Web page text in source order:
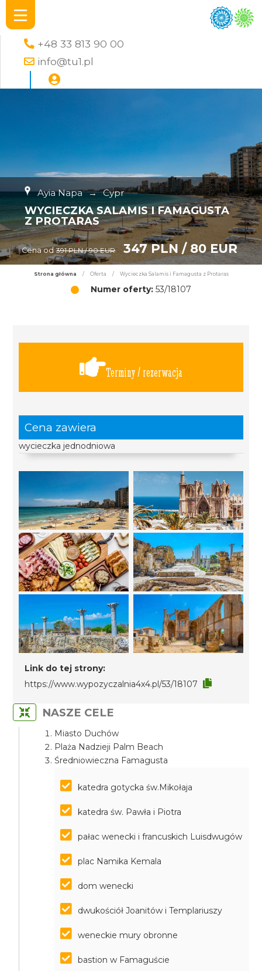
+48 33 813 90 00
info@tu1.pl
Ayia Napa → Cypr
WYCIECZKA SALAMIS I FAMAGUSTA
Z PROTARAS
Cena od 391 PLN / 90 EUR 347 PLN / 80 EUR
Strona główna / Oferta / Wycieczka Salamis i Famagusta z Protaras
Numer oferty: 53/18107
Terminy / rezerwacja
Cena zawiera
wycieczka jednodniowa
Link do tej strony:
https://www.wypozyczalnia4x4.pl/53/18107
NASZE CELE
Miasto Duchów
Plaża Nadzieji Palm Beach
Średniowieczna Famagusta
katedra gotycka św.Mikołaja
katedra św. Pawła i Piotra
pałac wenecki i francuskich Luisdwugów
plac Namika Kemala
dom wenecki
dwukościół Joanitów i Templariuszy
weneckie mury obronne
bastion w Famaguście